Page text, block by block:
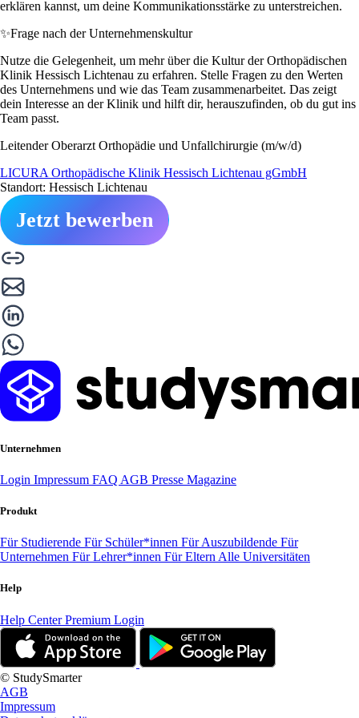
erklären kannst, um deine Kommunikationsstärke zu unterstreichen.
✨Frage nach der Unternehmenskultur
Nutze die Gelegenheit, um mehr über die Kultur der Orthopädischen
Klinik Hessisch Lichtenau zu erfahren. Stelle Fragen zu den Werten
des Unternehmens und wie das Team zusammenarbeitet. Das zeigt
dein Interesse an der Klinik und hilft dir, herauszufinden, ob du gut ins
Team passt.
Leitender Oberarzt Orthopädie und Unfallchirurgie (m/w/d)
LICURA Orthopädische Klinik Hessisch Lichtenau gGmbH
Standort: Hessisch Lichtenau
Jetzt bewerben
Unternehmen
Login Impressum FAQ AGB Presse Magazine
Produkt
Für Studierende Für Schüler*innen Für Auszubildende Für
Unternehmen Für Lehrer*innen Für Eltern Alle Universitäten
Help
Help CenterPremium Login
© StudySmarter
AGB
Impressum